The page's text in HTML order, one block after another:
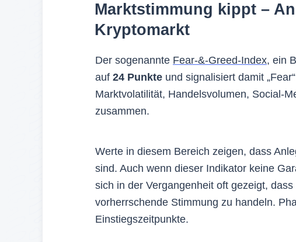
Marktstimmung kippt –
Kryptomarkt
Der sogenannte Fear-&-Greed-Index, ein
auf 24 Punkte und signalisiert damit
Marktvolatilität, Handelsvolumen, Social-
zusammen.
Werte in diesem Bereich zeigen, dass
sind. Auch wenn dieser Indikator keine
sich in der Vergangenheit oft gezeigt,
vorherrschende Stimmung zu handeln.
Einstiegszeitpunkte.